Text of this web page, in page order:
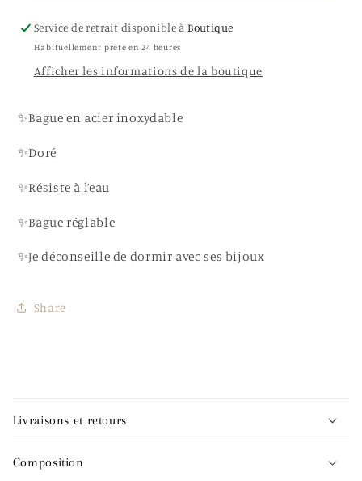
Service de retrait disponible àBoutique
Habituellement prête en 24 heures
Afficher les informations de la boutique
✨Bague en acier inoxydable
✨Doré
✨Résiste à l’eau
✨Bague réglable
✨Je déconseille de dormir avec ses bijoux
Share
n
Livraisons et retours
Composition